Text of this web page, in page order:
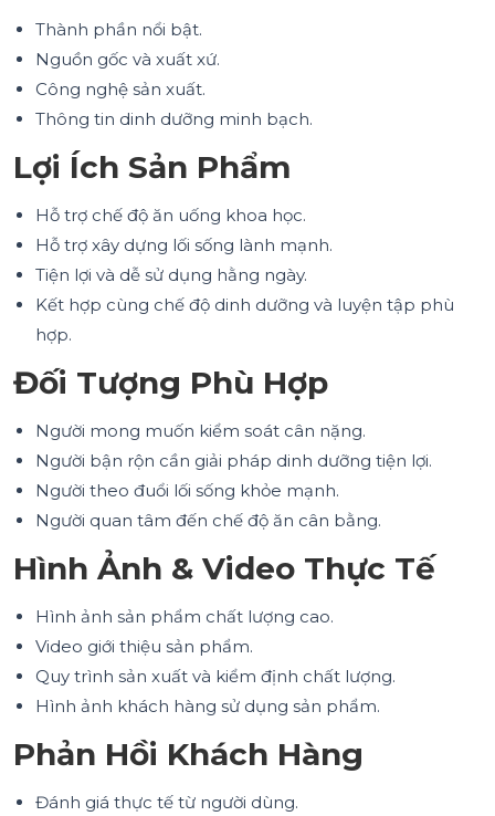
Thành phần nổi bật.
Nguồn gốc và xuất xứ.
Công nghệ sản xuất.
Thông tin dinh dưỡng minh bạch.
Lợi Ích Sản Phẩm
Hỗ trợ chế độ ăn uống khoa học.
Hỗ trợ xây dựng lối sống lành mạnh.
Tiện lợi và dễ sử dụng hằng ngày.
Kết hợp cùng chế độ dinh dưỡng và luyện tập phù
hợp.
Đối Tượng Phù Hợp
Người mong muốn kiểm soát cân nặng.
Người bận rộn cần giải pháp dinh dưỡng tiện lợi.
Người theo đuổi lối sống khỏe mạnh.
Người quan tâm đến chế độ ăn cân bằng.
Hình Ảnh & Video Thực Tế
Hình ảnh sản phẩm chất lượng cao.
Video giới thiệu sản phẩm.
Quy trình sản xuất và kiểm định chất lượng.
Hình ảnh khách hàng sử dụng sản phẩm.
Phản Hồi Khách Hàng
Đánh giá thực tế từ người dùng.